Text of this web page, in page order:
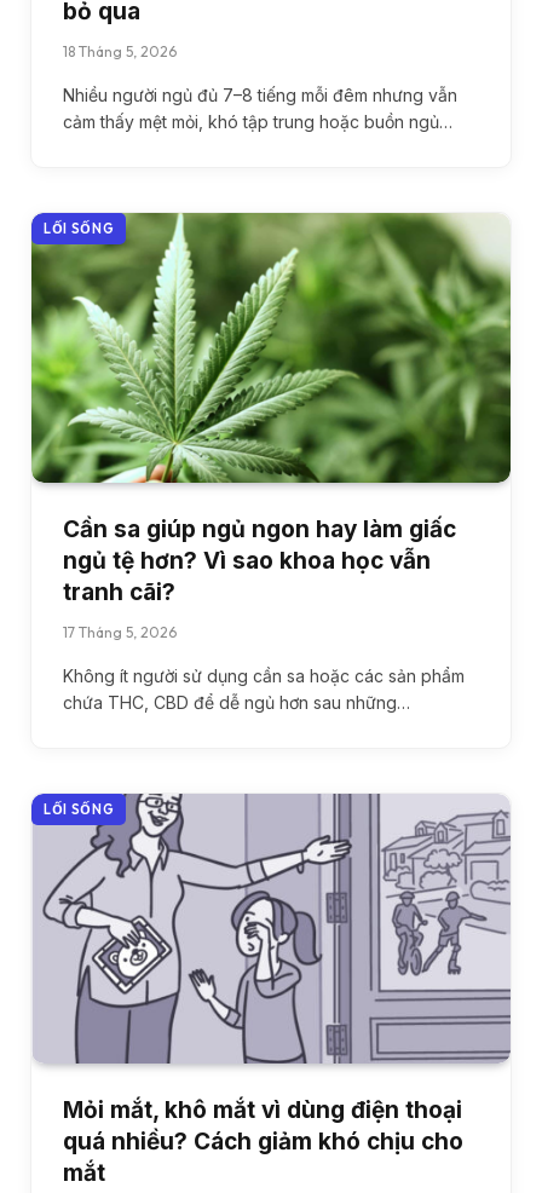
bỏ qua
18 Tháng 5, 2026
Nhiều người ngủ đủ 7–8 tiếng mỗi đêm nhưng vẫn
cảm thấy mệt mỏi, khó tập trung hoặc buồn ngủ…
LỐI SỐNG
Cần sa giúp ngủ ngon hay làm giấc
ngủ tệ hơn? Vì sao khoa học vẫn
tranh cãi?
17 Tháng 5, 2026
Không ít người sử dụng cần sa hoặc các sản phẩm
chứa THC, CBD để dễ ngủ hơn sau những…
LỐI SỐNG
Mỏi mắt, khô mắt vì dùng điện thoại
quá nhiều? Cách giảm khó chịu cho
mắt